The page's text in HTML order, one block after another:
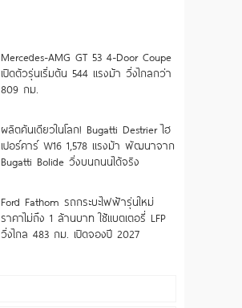
Mercedes-AMG GT 53 4-Door Coupe
เปิดตัวรุ่นเริ่มต้น 544 แรงม้า วิ่งไกลกว่า
809 กม.
ผลิตคันเดียวในโลก! Bugatti Destrier ไฮ
เปอร์คาร์ W16 1,578 แรงม้า พัฒนาจาก
Bugatti Bolide วิ่งบนถนนได้จริง
Ford Fathom รถกระบะไฟฟ้ารุ่นใหม่
ราคาไม่ถึง 1 ล้านบาท ใช้แบตเตอรี่ LFP
วิ่งไกล 483 กม. เปิดจองปี 2027